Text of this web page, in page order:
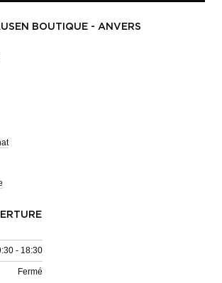
BOUTIQUE - ANVERS
- 18:30
Fermé